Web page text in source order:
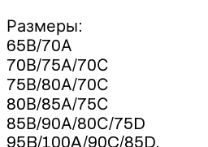
Размеры:
65В/70А
70В/75А/70С
75В/80А/70С
80В/85А/75С
85В/90А/80С/75D
95B/100A/90C/85D.